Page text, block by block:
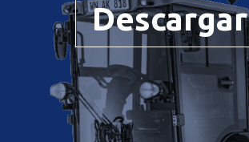
Descargar